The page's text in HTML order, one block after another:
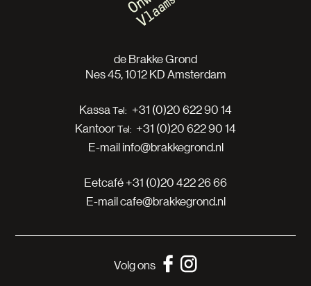
de Brakke Grond
Nes 45, 1012 KD Amsterdam
Kassa
+31 (0)20 622 90 14
Kantoor
+31 (0)20 622 90 14
E-mailinfo@brakkegrond.nl
Eetcafé+31 (0)20 422 26 66
E-mailcafe@brakkegrond.nl
Volg ons